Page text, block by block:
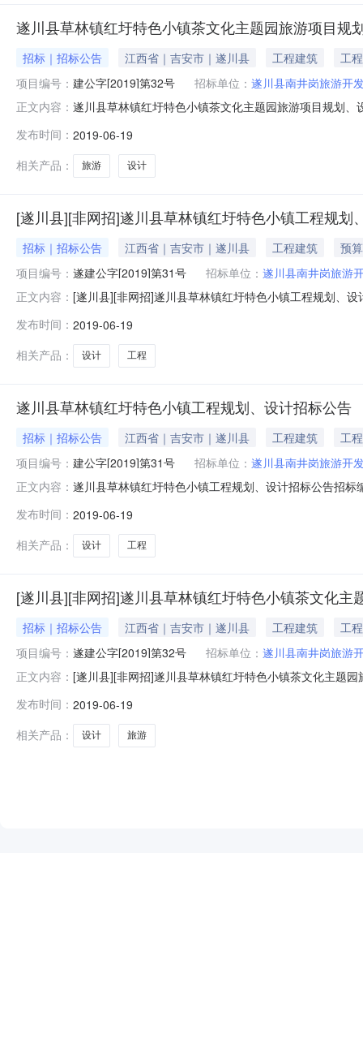
遂川县草林镇红圩特色小镇茶文化主题园旅游项目规
招标｜招标公告 江西省｜吉安市｜遂川县 工程建筑
工程
项目编号： 建公字[2019]第32号 招标单位： 遂川县南井岗旅游开
正文内容： 遂川县草林镇红圩特色小镇茶文化主题园旅游项目规划
县南井岗旅游开发有限公司；二、项目名称：遂川县草
题园旅游项目规划用地面积约190亩
发布时间： 2019-06-19
相关产品：
旅游 设计
[遂川县][非网招]遂川县草林镇红圩特色小镇工程规划
招标｜招标公告 江西省｜吉安市｜遂川县 工程建筑
预
项目编号： 遂建公字[2019]第31号 招标单位： 遂川县南井岗旅游
正文内容： [遂川县][非网招]遂川县草林镇红圩特色小镇工程规划、
招标公告如下：一、招标单位：遂川县南井岗旅游开发
目概况：项目规划
发布时间： 2019-06-19
相关产品：
设计 工程
遂川县草林镇红圩特色小镇工程规划、设计招标公告
招标｜招标公告 江西省｜吉安市｜遂川县 工程建筑
工程
项目编号： 建公字[2019]第31号 招标单位： 遂川县南井岗旅游开
正文内容： 遂川县草林镇红圩特色小镇工程规划、设计招标公告招
二、项目名称：遂川县草林镇红圩特色小镇工程规划、
与茶文化景观轴、圩文化主题街区、原乡
发布时间： 2019-06-19
相关产品：
设计 工程
[遂川县][非网招]遂川县草林镇红圩特色小镇茶文化主
招标｜招标公告 江西省｜吉安市｜遂川县 工程建筑
工程
项目编号： 遂建公字[2019]第32号 招标单位： 遂川县南井岗旅游
正文内容： [遂川县][非网招]遂川县草林镇红圩特色小镇茶文化主题
房和城乡建设局备案，现就该项目进行公开招标，发布
游项目规划、设计
发布时间： 2019-06-19
相关产品：
设计 旅游